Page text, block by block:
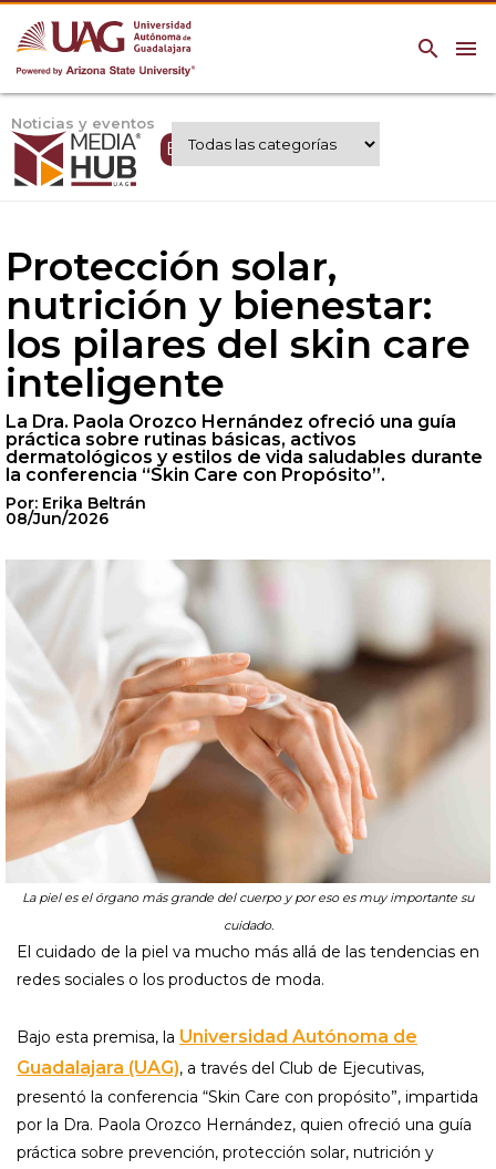
menu
search
Noticias y eventos
Expertos UAG
Protección solar,
nutrición y bienestar:
los pilares del skin care
inteligente
La Dra. Paola Orozco Hernández ofreció una guía
práctica sobre rutinas básicas, activos
dermatológicos y estilos de vida saludables durante
la conferencia “Skin Care con Propósito”.
Por: Erika Beltrán
08/Jun/2026
La piel es el órgano más grande del cuerpo y por eso es muy importante su
cuidado.
El cuidado de la piel va mucho más allá de las tendencias en
redes sociales o los productos de moda.
Bajo esta premisa, la Universidad Autónoma de
Guadalajara (UAG), a través del Club de Ejecutivas,
presentó la conferencia “Skin Care con propósito”, impartida
por la Dra. Paola Orozco Hernández, quien ofreció una guía
práctica sobre prevención, protección solar, nutrición y